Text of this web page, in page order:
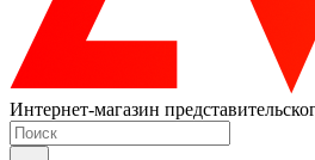
Интернет-магазин